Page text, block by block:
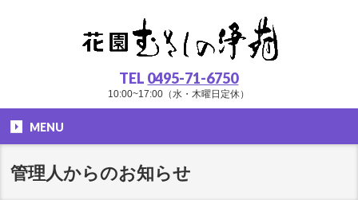
TEL 0495-71-6750
10:00~17:00（水・木曜日定休）
MENU
管理人からのお知らせ